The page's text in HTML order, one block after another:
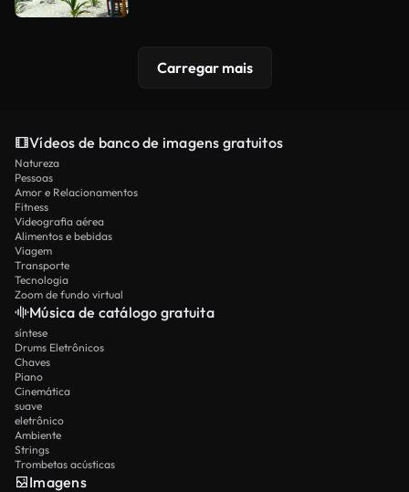
Carregar mais
Vídeos de banco de imagens gratuitos
Natureza
Pessoas
Amor e Relacionamentos
Fitness
Videografia aérea
Alimentos e bebidas
Viagem
Transporte
Tecnologia
Zoom de fundo virtual
Música de catálogo gratuita
síntese
Drums Eletrônicos
Chaves
Piano
Cinemática
suave
eletrônico
Ambiente
Strings
Trombetas acústicas
Imagens